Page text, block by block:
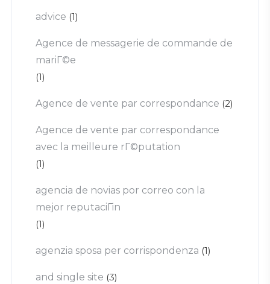
advice (1)
Agence de messagerie de commande de
mariГ©e
(1)
Agence de vente par correspondance (2)
Agence de vente par correspondance
avec la meilleure rГ©putation
(1)
agencia de novias por correo con la
mejor reputaciГіn
(1)
agenzia sposa per corrispondenza (1)
and single site (3)